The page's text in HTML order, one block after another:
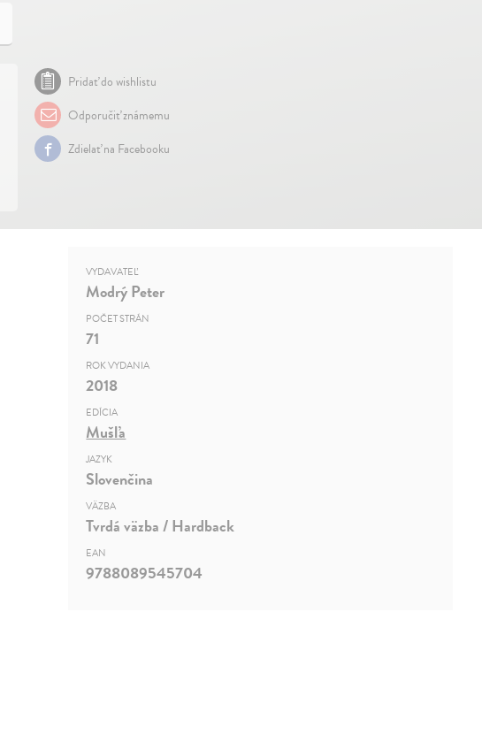
Pridať do wishlistu
Odporučiť známemu
Zdielať na Facebooku
VYDAVATEĽ
Modrý Peter
POČET STRÁN
71
ROK VYDANIA
2018
EDÍCIA
Mušľa
JAZYK
Slovenčina
VÄZBA
Tvrdá väzba / Hardback
EAN
9788089545704